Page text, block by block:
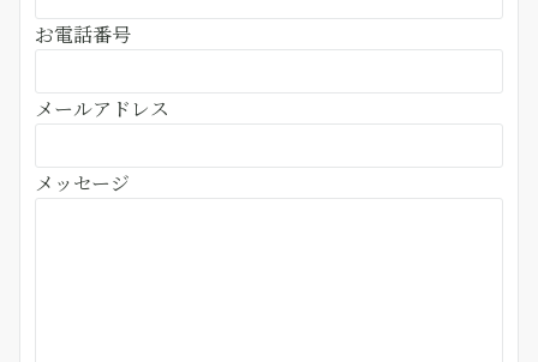
お電話番号
メールアドレス
メッセージ